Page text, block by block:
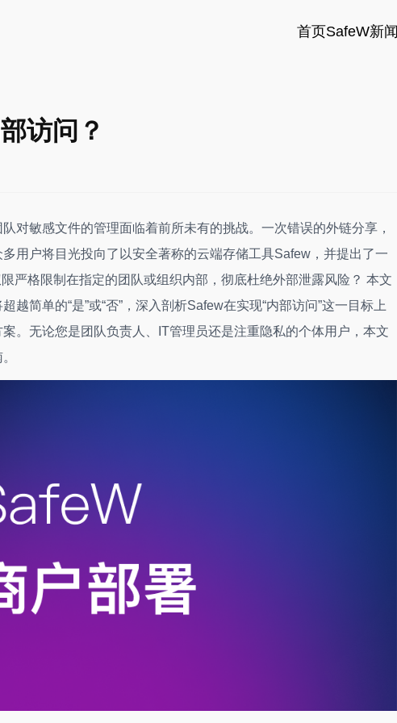
首页SafeW新闻
访问？
对敏感文件的管理面临着前所未有的挑战。一次错误的外链分享，
用户将目光投向了以安全著称的云端存储工具Safew，并提出了一
严格限制在指定的团队或组织内部，彻底杜绝外部泄露风险？ 本文
简单的“是”或“否”，深入剖析Safew在实现“内部访问”这一目标上
。无论您是团队负责人、IT管理员还是注重隐私的个体用户，本文